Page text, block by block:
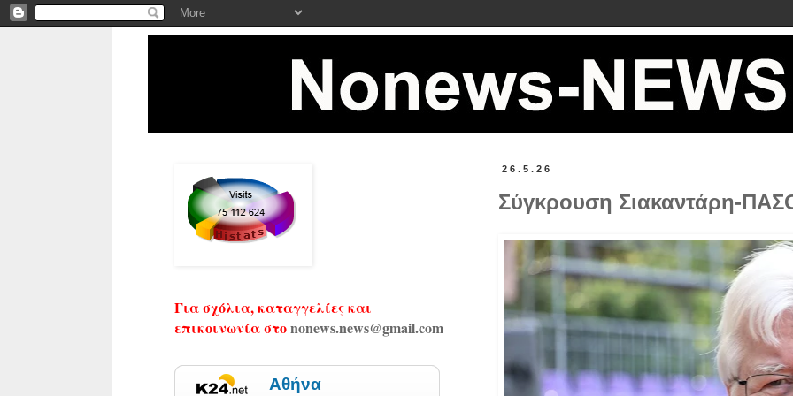
26.5.26
Σύγκρουση Σιακαντάρη-
Για σχόλια, καταγγελίες και
επικοινωνία στοnonews.news@gmail.com